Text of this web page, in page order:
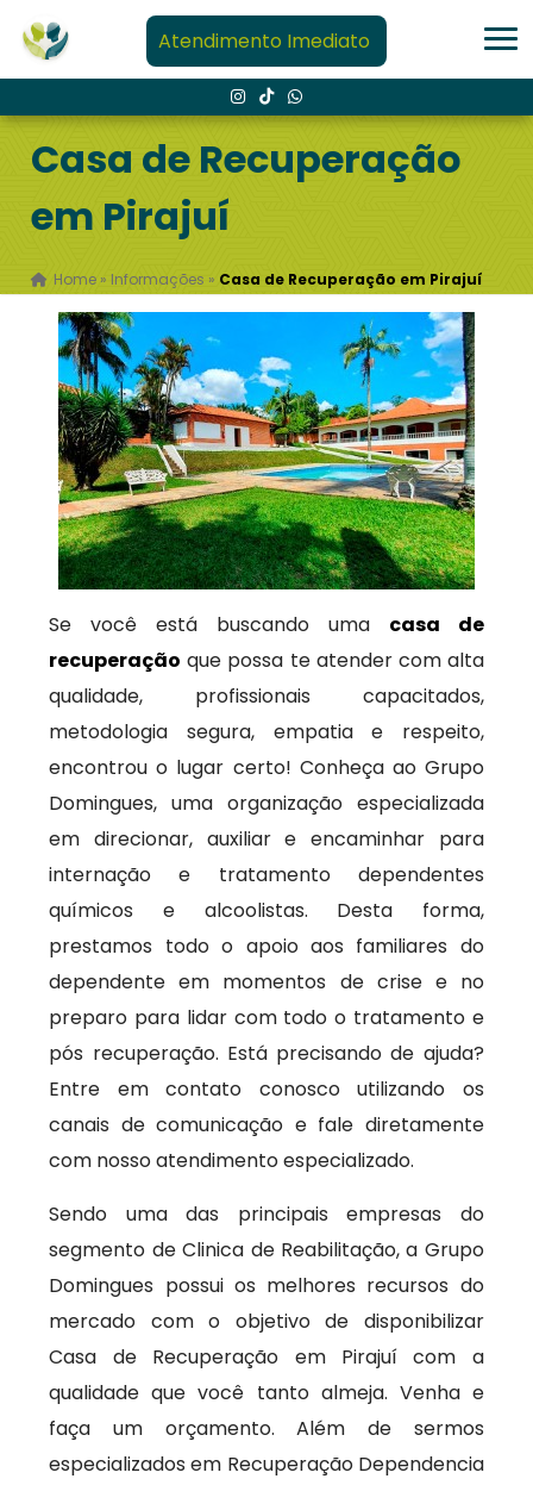
Atendimento Imediato
Casa de Recuperação
em Pirajuí
Home » Informações » Casa de Recuperação em Pirajuí
Se você está buscando uma casa de
recuperação que possa te atender com alta
qualidade, profissionais capacitados,
metodologia segura, empatia e respeito,
encontrou o lugar certo! Conheça ao Grupo
Domingues, uma organização especializada
em direcionar, auxiliar e encaminhar para
internação e tratamento dependentes
químicos e alcoolistas. Desta forma,
prestamos todo o apoio aos familiares do
dependente em momentos de crise e no
preparo para lidar com todo o tratamento e
pós recuperação. Está precisando de ajuda?
Entre em contato conosco utilizando os
canais de comunicação e fale diretamente
com nosso atendimento especializado.
Sendo uma das principais empresas do
segmento de Clinica de Reabilitação, a Grupo
Domingues possui os melhores recursos do
mercado com o objetivo de disponibilizar
Casa de Recuperação em Pirajuí com a
qualidade que você tanto almeja. Venha e
faça um orçamento. Além de sermos
especializados em Recuperação Dependencia